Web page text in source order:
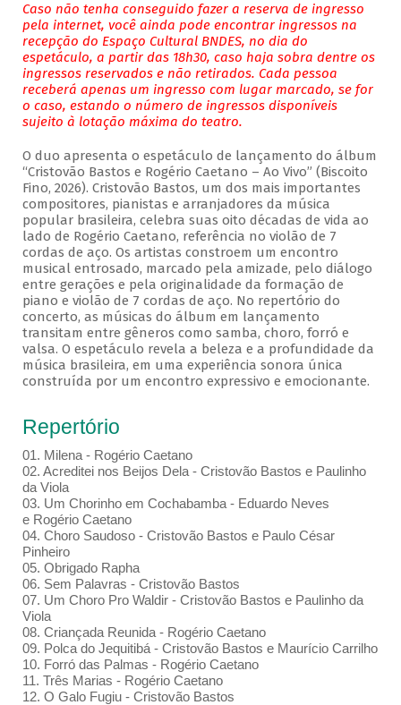
Caso não tenha conseguido fazer a reserva de ingresso
pela internet, você ainda pode encontrar ingressos na
recepção do Espaço Cultural BNDES, no dia do
espetáculo, a partir das 18h30, caso haja sobra dentre os
ingressos reservados e não retirados. Cada pessoa
receberá apenas um ingresso com lugar marcado, se for
o caso, estando o número de ingressos disponíveis
sujeito à lotação máxima do teatro.
O duo apresenta o espetáculo de lançamento do álbum
“Cristovão Bastos e Rogério Caetano – Ao Vivo” (Biscoito
Fino, 2026). Cristovão Bastos, um dos mais importantes
compositores, pianistas e arranjadores da música
popular brasileira, celebra suas oito décadas de vida ao
lado de Rogério Caetano, referência no violão de 7
cordas de aço. Os artistas constroem um encontro
musical entrosado, marcado pela amizade, pelo diálogo
entre gerações e pela originalidade da formação de
piano e violão de 7 cordas de aço. No repertório do
concerto, as músicas do álbum em lançamento
transitam entre gêneros como samba, choro, forró e
valsa. O espetáculo revela a beleza e a profundidade da
música brasileira, em uma experiência sonora única
construída por um encontro expressivo e emocionante.
Repertório
01. Milena - Rogério Caetano
02. Acreditei nos Beijos Dela - Cristovão Bastos e Paulinho
da Viola
03. Um Chorinho em Cochabamba - Eduardo Neves
e Rogério Caetano
04. Choro Saudoso - Cristovão Bastos e Paulo César
Pinheiro
05. Obrigado Rapha
06. Sem Palavras - Cristovão Bastos
07. Um Choro Pro Waldir - Cristovão Bastos e Paulinho da
Viola
08. Criançada Reunida - Rogério Caetano
09. Polca do Jequitibá - Cristovão Bastos e Maurício Carrilho
10. Forró das Palmas - Rogério Caetano
11. Três Marias - Rogério Caetano
12. O Galo Fugiu - Cristovão Bastos